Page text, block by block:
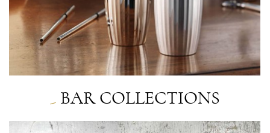
BAR COLLECTIONS